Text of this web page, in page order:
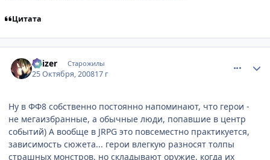
Цитата
Kaizer Старожилы
25 Октября, 200817 г
Ну в ФФ8 собственно постоянно напоминают, что герои -
не мегаизбранные, а обычные люди, попавшие в центр
событий) А вообще в JRPG это повсеместно практикуется,
зависимость сюжета... герои влегкую разносят толпы
страшных монстров, но складывают оружие, когда их